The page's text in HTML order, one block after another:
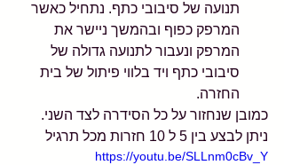
תנועה של סיבובי כתף. נתחיל כאשר
המרפק כפוף ובהמשך ניישר את
המרפק ונעבור לתנועה גדולה של
סיבובי כתף ויד בלווי פיתול של בית
החזרה.
כמובן שנחזור על כל הסידרה לצד השני.
ניתן לבצע בין 5 ל 10 חזרות מכל תרגיל
https://youtu.be/SLLnm0cBv_Y